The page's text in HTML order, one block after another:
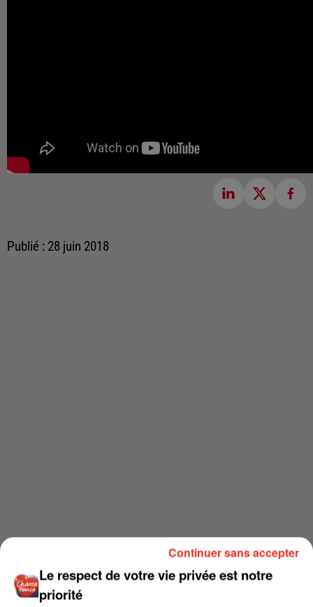
Publié : 28 juin 2018
Le respect de votre vie privée est notre
priorité
Continuer sans accepter